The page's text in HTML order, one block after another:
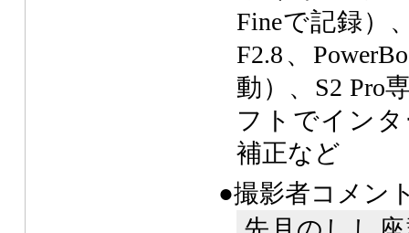
Fineで記録）
F2.8、
動）、S2 Pro
フトでイン
補正など
●撮影者コメン